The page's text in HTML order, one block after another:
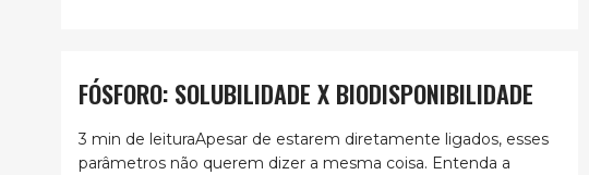
FÓSFORO: SOLUBILIDADE X BIODISPONIBILIDADE
3 min de leituraApesar de estarem diretamente ligados, esses
parâmetros não querem dizer a mesma coisa. Entenda a